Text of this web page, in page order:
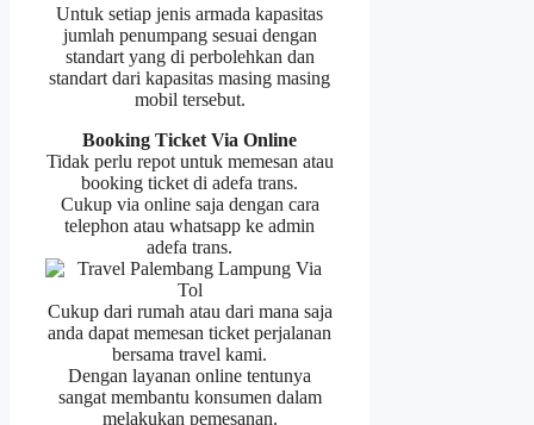
Untuk setiap jenis armada kapasitas
jumlah penumpang sesuai dengan
standart yang di perbolehkan dan
standart dari kapasitas masing masing
mobil tersebut.
Booking Ticket Via Online
Tidak perlu repot untuk memesan atau
booking ticket di adefa trans.
Cukup via online saja dengan cara
telephon atau whatsapp ke admin
adefa trans.
Cukup dari rumah atau dari mana saja
anda dapat memesan ticket perjalanan
bersama travel kami.
Dengan layanan online tentunya
sangat membantu konsumen dalam
melakukan pemesanan.